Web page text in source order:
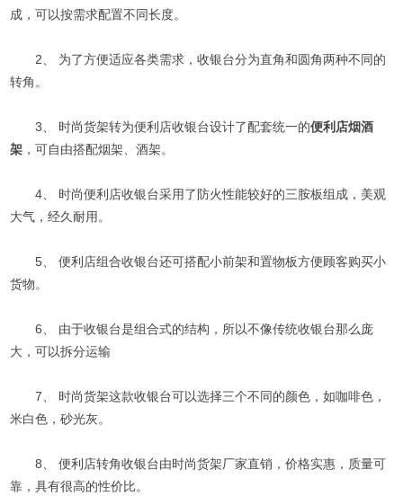
成，可以按需求配置不同长度。
2、 为了方便适应各类需求，收银台分为直角和圆角两种不同的
转角。
3、 时尚货架转为便利店收银台设计了配套统一的便利店烟酒
架 ，可自由搭配烟架、酒架。
4、 时尚便利店收银台采用了防火性能较好的三胺板组成，美观
大气，经久耐用。
5、 便利店组合收银台还可搭配小前架和置物板方便顾客购买小
货物。
6、 由于收银台是组合式的结构，所以不像传统收银台那么庞
大，可以拆分运输
7、 时尚货架这款收银台可以选择三个不同的颜色，如咖啡色，
米白色，砂光灰。
8、 便利店转角收银台由时尚货架厂家直销，价格实惠，质量可
靠，具有很高的性价比。